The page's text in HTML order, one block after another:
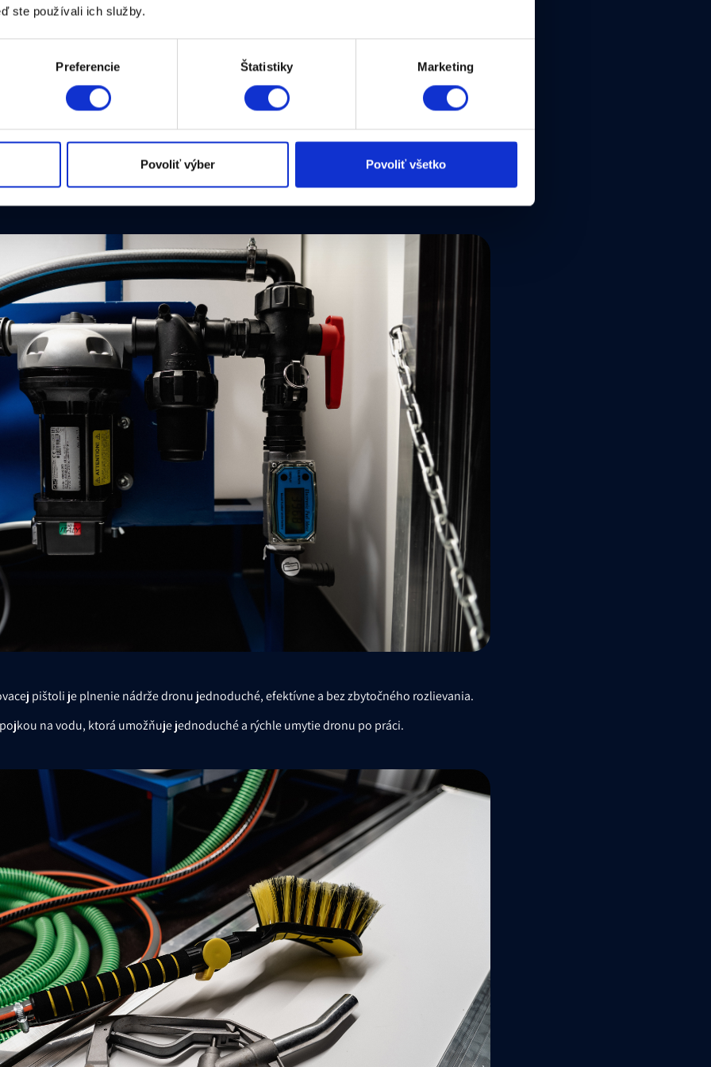
ste používali ich služby.
Preferencie Štatistiky Marketing
Povoliť výber Povoliť všetko
miešacou nádržou s objemom 200 l.
zabezpečiť maximálny prietok 36 l/min.
pištoli je plnenie nádrže dronu jednoduché, efektívne a bez zbytočného rozlievania.
na vodu, ktorá umožňuje jednoduché a rýchle umytie dronu po práci.